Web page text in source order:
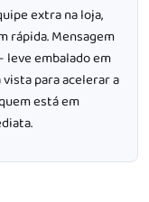
extra na loja,
rápida. Mensagem
embalado em
para acelerar a
está em